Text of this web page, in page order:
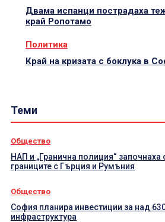
Двама испанци пострадаха
край Ропотамо
Политика
Край на кризата с боклука в
Теми
Общество
НАП и „Гранична полиция“
границите с Гърция и Румъния
Общество
София планира инвестиции за над
инфраструктура